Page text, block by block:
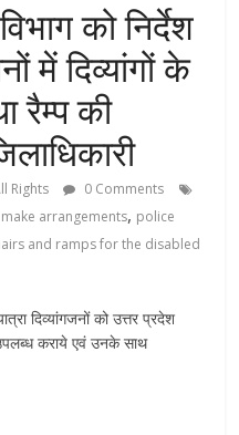
को निर्देश
में दिव्यांगों के
रैम्प की
Rights
0 Comments
arrangements, police
and ramps for the disabled
दिव्यांगजनों को उत्तर प्रदेश
कराये एवं उनके साथ